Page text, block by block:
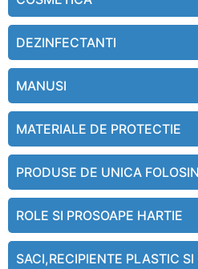
DEZINFECTANTI
MANUSI
MATERIALE DE PROTECTIE
PRODUSE DE UNICA
ROLE SI PROSOAPE HARTIE
SACI,RECIPIENTE PLASTIC